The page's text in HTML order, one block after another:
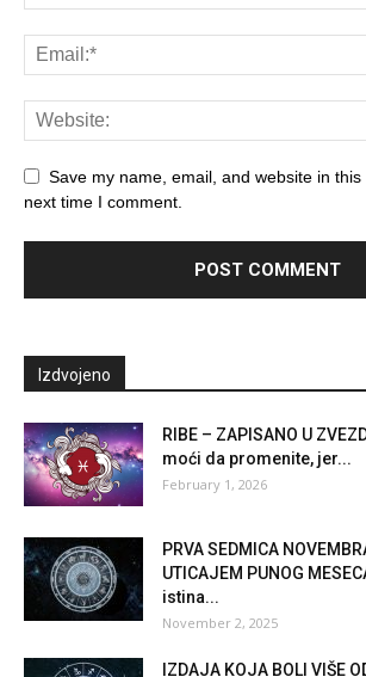
Save my name, email, and website in
next time I comment.
Izdvojeno
RIBE – ZAPISANO U
moći da promenite, jer...
February 1, 2026
PRVA SEDMICA
UTICAJEM PUNOG
istina...
November 2, 2025
IZDAJA KOJA BOLI VIŠE